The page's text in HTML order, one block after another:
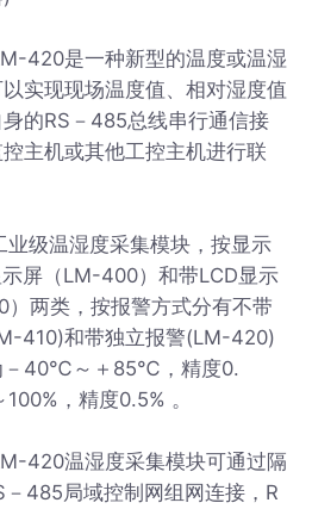
420是一种新型的温度或温湿
实现现场温度值、相对湿度值
的RS－485总线串行通信接
主机或其他工控主机进行联
级温湿度采集模块，按显示
屏（LM-400）和带LCD显示
两类，按报警方式分有不带
410)和带独立报警(LM-420)
－40℃～＋85℃，精度0.
，精度0.5% 。
420温湿度采集模块可通过隔
485局域控制网组网连接，R